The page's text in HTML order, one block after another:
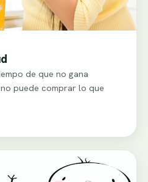
de que no gana
puede comprar lo que